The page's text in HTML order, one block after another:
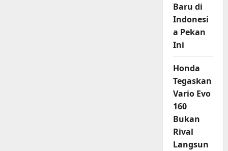
Baru di
Indonesi
a Pekan
Ini
Honda
Tegaskan
Vario Evo
160
Bukan
Rival
Langsun